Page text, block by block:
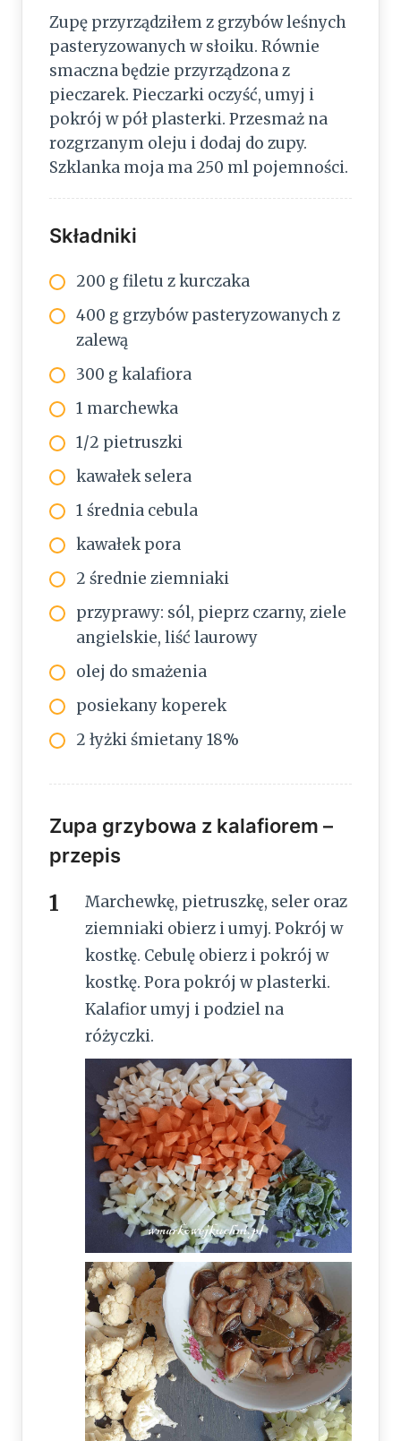
Zupę przyrządziłem z grzybów leśnych
pasteryzowanych w słoiku. Równie
smaczna będzie przyrządzona z
pieczarek. Pieczarki oczyść, umyj i
pokrój w pół plasterki. Przesmaż na
rozgrzanym oleju i dodaj do zupy.
Szklanka moja ma 250 ml pojemności.
Składniki
200 g filetu z kurczaka
400 g grzybów pasteryzowanych z
zalewą
300 g kalafiora
1 marchewka
1/2 pietruszki
kawałek selera
1 średnia cebula
kawałek pora
2 średnie ziemniaki
przyprawy: sól, pieprz czarny, ziele
angielskie, liść laurowy
olej do smażenia
posiekany koperek
2 łyżki śmietany 18%
Zupa grzybowa z kalafiorem –
przepis
Marchewkę, pietruszkę, seler oraz
ziemniaki obierz i umyj. Pokrój w
kostkę. Cebulę obierz i pokrój w
kostkę. Pora pokrój w plasterki.
Kalafior umyj i podziel na
różyczki.